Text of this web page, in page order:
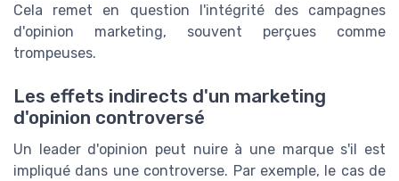
Cela remet en question l'intégrité des campagnes
d'opinion marketing, souvent perçues comme
trompeuses.
Les effets indirects d'un marketing
d'opinion controversé
Un leader d'opinion peut nuire à une marque s'il est
impliqué dans une controverse. Par exemple, le cas de